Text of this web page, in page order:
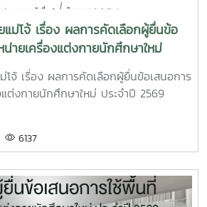
แม่โจ้ เรื่อง ผลการคัดเลือกผู้ยื่นข้อ
น่ายเครื่องแต่งกายนักศึกษาใหม่
โจ้ เรื่อง ผลการคัดเลือกผู้ยื่นข้อเสนอการ
ต่งกายนักศึกษาใหม่ ประจำปี 2569
6137